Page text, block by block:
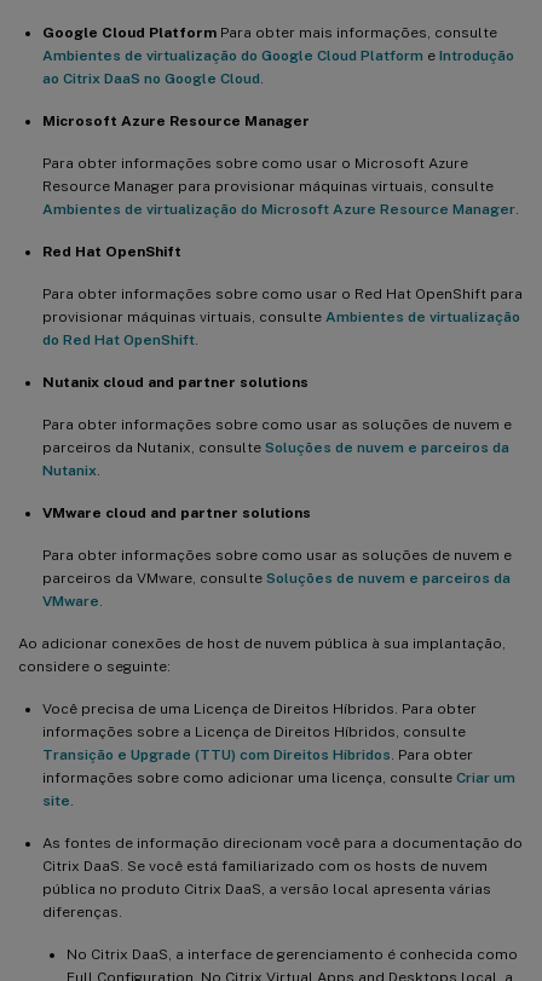
Google Cloud Platform Para obter mais informações, consulte
Ambientes de virtualização do Google Cloud Platform e Introdução
ao Citrix DaaS no Google Cloud
Microsoft Azure Resource Manager
Para obter informações sobre como usar o Microsoft Azure
Resource Manager para provisionar máquinas virtuais, consulte
Ambientes de virtualização do Microsoft Azure Resource Manager
Red Hat OpenShift
Para obter informações sobre como usar o Red Hat OpenShift para
provisionar máquinas virtuais, consulte Ambientes de virtualização
do Red Hat OpenShift
Nutanix cloud and partner solutions
Para obter informações sobre como usar as soluções de nuvem e
parceiros da Nutanix, consulte Soluções de nuvem e parceiros da
Nutanix
VMware cloud and partner solutions
Para obter informações sobre como usar as soluções de nuvem e
parceiros da VMware, consulte Soluções de nuvem e parceiros da
VMware
Ao adicionar conexões de host de nuvem pública à sua implantação,
considere o seguinte:
Você precisa de uma Licença de Direitos Híbridos. Para obter
informações sobre a Licença de Direitos Híbridos, consulte
Transição e Upgrade (TTU) com Direitos Híbridos . Para obter
informações sobre como adicionar uma licença, consulte Criar um
site
As fontes de informação direcionam você para a documentação do
Citrix DaaS. Se você está familiarizado com os hosts de nuvem
pública no produto Citrix DaaS, a versão local apresenta várias
diferenças.
No Citrix DaaS, a interface de gerenciamento é conhecida como
Full Configuration. No Citrix Virtual Apps and Desktops local, a